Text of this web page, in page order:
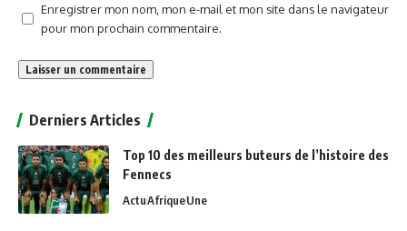
Enregistrer mon nom, mon e-mail et mon site dans le navigateur
pour mon prochain commentaire.
Derniers Articles
Top 10 des meilleurs buteurs de l’histoire des
Fennecs
ActuAfriqueUne